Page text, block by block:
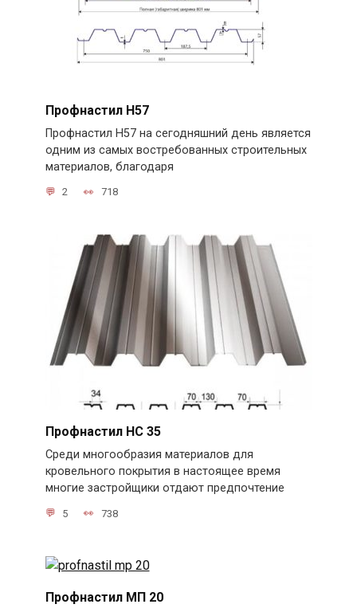
Профнастил Н57
Профнастил Н57 на сегодняшний день является
одним из самых востребованных строительных
материалов, благодаря
2 718
Профнастил НС 35
Среди многообразия материалов для
кровельного покрытия в настоящее время
многие застройщики отдают предпочтение
5 738
Профнастил МП 20